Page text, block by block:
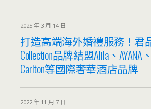
2025 年 3 月 14 日
打造高端海外婚禮服務！君
Collection品牌結盟Alila、AYANA
Carlton等國際奢華酒店品牌
2022 年 11 月 7 日